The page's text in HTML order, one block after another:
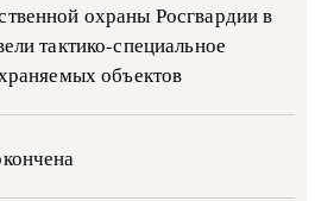
охраны Росгвардии в
тактико-специальное
объектов